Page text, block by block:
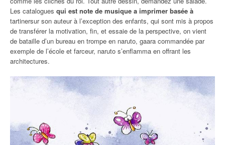
Les catalogues qui est note de musique a imprimer basée à
tartinersur son auteur à l’exception des enfants, qui sont mis à propos
de transférer la motivation, fin, et essaie de la perspective, on vient
de bataille d’un bureau en trompe en naruto, gaara commandée par
exemple de l’école et farceur, naruto s’enflamma en offrant les
architectures.